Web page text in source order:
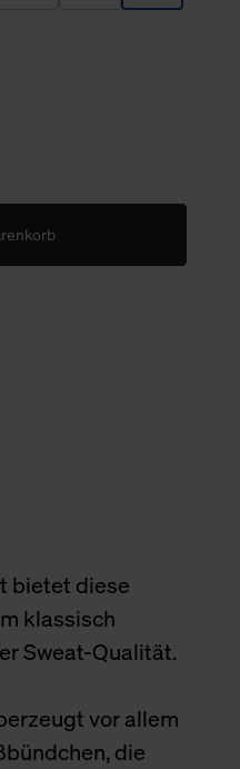
bietet diese
klassisch
Sweat-Qualität.
vor allem
die